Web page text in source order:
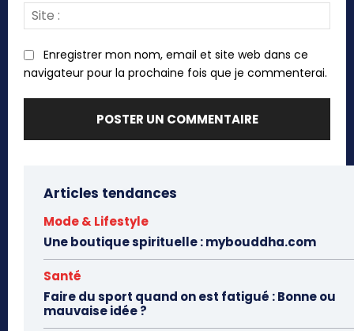
:
Enregistrer mon nom, email et site web dans ce
navigateur pour la prochaine fois que je commenterai.
Articles tendances
Mode & Lifestyle
Une boutique spirituelle : mybouddha.com
Santé
Faire du sport quand on est fatigué : Bonne ou
mauvaise idée ?